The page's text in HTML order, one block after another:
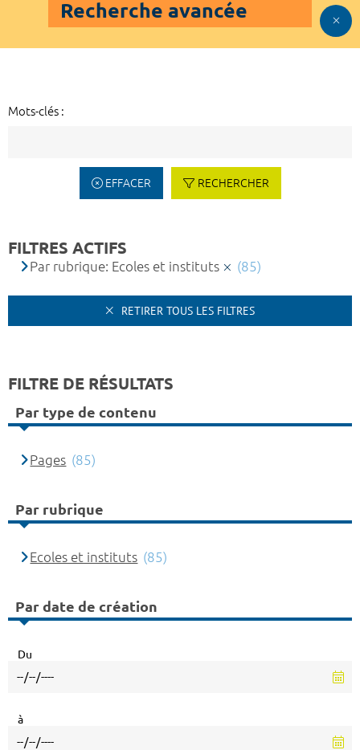
Recherche avancée
Mots-clés :
EFFACER RECHERCHER
FILTRES ACTIFS
Par rubrique: Ecoles et instituts (85)
RETIRER TOUS LES FILTRES
FILTRE DE RÉSULTATS
Par type de contenu
Pages (85)
Par rubrique
Ecoles et instituts (85)
Par date de création
Du
à